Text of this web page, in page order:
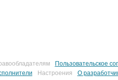
Пользовательское
Настроения О